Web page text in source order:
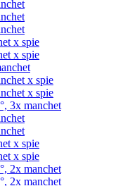
x spie
x spie
x spie
x spie
3x manchet
x spie
x spie
2x manchet
2x manchet